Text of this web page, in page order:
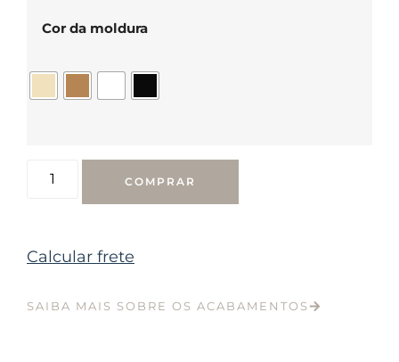
Cor da moldura
COMPRAR
Calcular frete
SAIBA MAIS SOBRE OS ACABAMENTOS